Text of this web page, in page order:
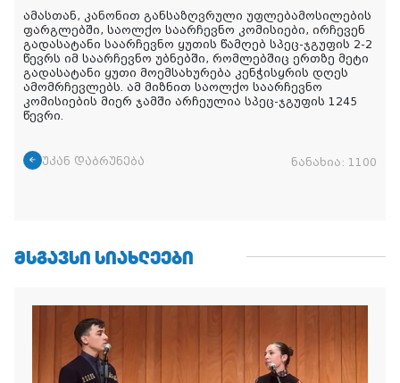
ამასთან, კანონით განსაზღვრული უფლებამოსილების
ფარგლებში, საოლქო საარჩევნო კომისიები, ირჩევენ
გადასატანი საარჩევნო ყუთის წამღებ სპეც-ჯგუფის 2-2
წევრს იმ საარჩევნო უბნებში, რომლებშიც ერთზე მეტი
გადასატანი ყუთი მოემსახურება კენჭისყრის დღეს
ამომრჩევლებს. ამ მიზნით საოლქო საარჩევნო
კომისიების მიერ ჯამში არჩეულია სპეც-ჯგუფის 1245
წევრი.
უკან დაბრუნება ნანახია: 1100
ᲛᲡᲒᲐᲕᲡᲘ ᲡᲘᲐᲮᲚᲔᲔᲑᲘ